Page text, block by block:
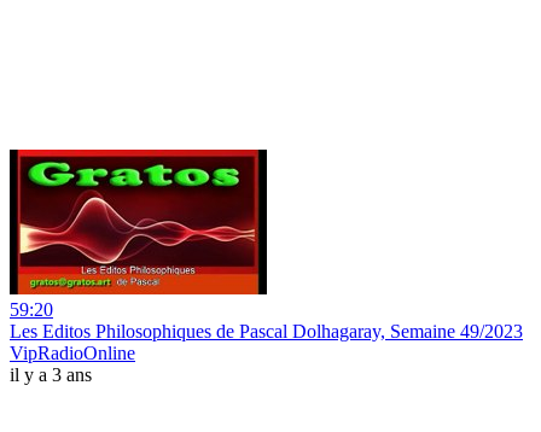
59:20
Les Editos Philosophiques de Pascal Dolhagaray, Semaine 49/2023
VipRadioOnline
il y a 3 ans